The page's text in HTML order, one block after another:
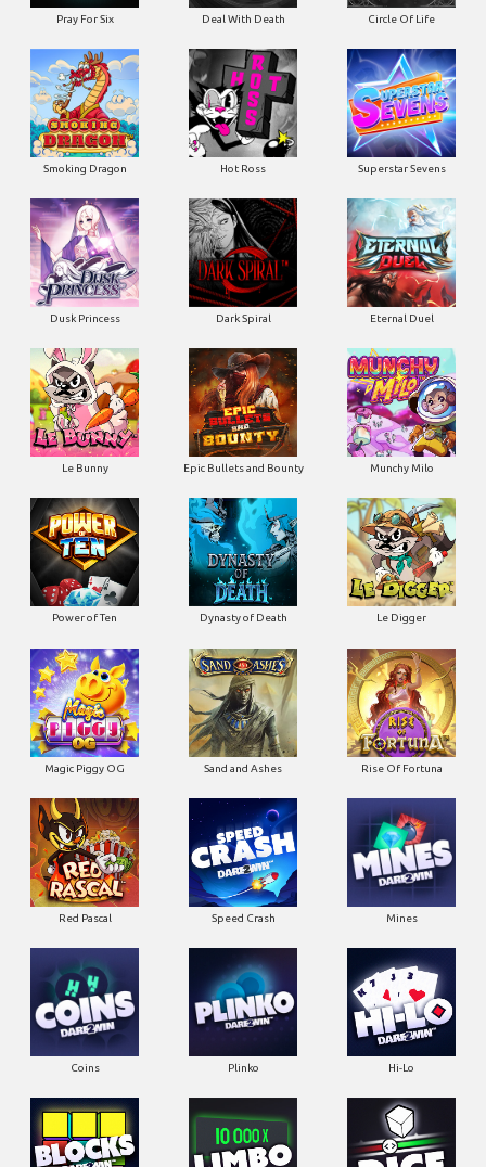
Pray For Six Deal With Death Circle Of Life
Smoking Dragon Hot Ross Superstar Sevens
Dusk Princess Dark Spiral Eternal Duel
Le Bunny Epic Bullets and Bounty Munchy Milo
Power of Ten Dynasty of Death Le Digger
Magic Piggy OG Sand and Ashes Rise Of Fortuna
Red Pascal Speed Crash Mines
Coins Plinko Hi-Lo